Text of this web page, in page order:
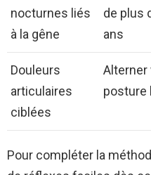
nocturnes liés
à la gêne
de plus
ans
Douleurs
articulaires
ciblées
Alterner
posture
Pour compléter la